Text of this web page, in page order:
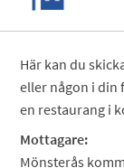
Här kan du
eller någon i din
en restaurang i
Mottagare:
Mönsterås